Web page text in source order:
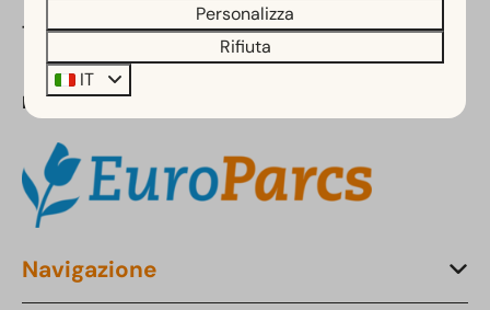
Telefono:+43 4 282 20 51
Parte di:
Navigazione
Personalizza
Rifiuta
IT